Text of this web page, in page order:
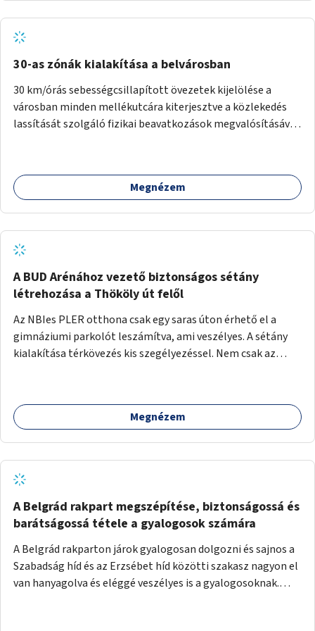
30-as zónák kialakítása a belvárosban
30 km/órás sebességcsillapított övezetek kijelölése a
városban minden mellékutcára kiterjesztve a közlekedés
lassítását szolgáló fizikai beavatkozások megvalósításával,
közlekedésnek. Elsőként az Alkotás utca - Villányi út -
Karolina út - Hamzsabégi út - Szerémi út - Könyves K. krt. -
zónák kijelölése. A program indulhat a Nagykörúton belüli
területtel, majd az Akotás utcán belüli területtel.
Megnézem
A BUD Arénához vezető biztonságos sétány
létrehozása a Thököly út felől
Az NBIes PLER otthona csak egy saras úton érhető el a
gimnáziumi parkolót leszámítva, ami veszélyes. A sétány
kialakítása térkövezés kis szegélyezéssel. Nem csak az
koncertek, bálok, jótékonysági események, választási
események -, a sármentes, méltó megközelítést, de a
236 busz, 50-es villamos) már biztosított, a közvetlen
gyalogutas elérés a projekt keretében nem került
kialakításra.
Megnézem
A Belgrád rakpart megszépítése, biztonságossá és
barátságossá tétele a gyalogosok számára
A Belgrád rakparton járok gyalogosan dolgozni és sajnos a
Szabadság híd és az Erzsébet híd közötti szakasz nagyon el
van hanyagolva és eléggé veszélyes is a gyalogosoknak.